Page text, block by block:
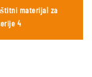
materijal za
4